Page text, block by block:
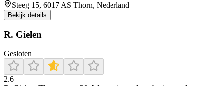
Steeg 15, 6017 AS Thorn, Nederland
Bekijk details
R. Gielen
Gesloten
2.6